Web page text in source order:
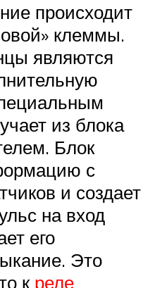
происходит
клеммы.
являются
из блока
Блок
с
и создает
на вход
его
Это
к реле